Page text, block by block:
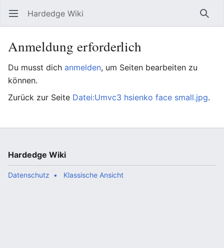
Hauptmenü öffnen Hardedge Wiki
Anmeldung erforderlich
Du musst dich anmelden, um Seiten bearbeiten zu
können.
Zurück zur Seite Datei:Umvc3 hsienko face small.jpg.
Hardedge Wiki
Datenschutz Klassische Ansicht